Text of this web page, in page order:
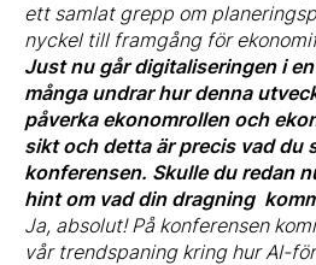
ett samlat grepp om
nyckel till framgång för
Just nu går digitaliseringen i
många undrar hur denna
påverka ekonomrollen och
sikt och detta är precis vad du
konferensen. Skulle du redan
hint om vad din dragning
Ja, absolut! På konferensen
vår trendspaning kring hur AI-